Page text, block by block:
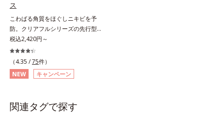
とです。*2 日焼けによるメラニン
の生成を抑え、シミ・ソバカスを防
ぐ。ニキビ・肌荒れを防ぐ。保湿ケ
アのこと。*3 L-アスコルビン酸 2-
グルコシド、リン酸L-アスコルビン
酸Mg、3-0-エチルアスコルビン酸
ス
こわばる角質をほぐしニキビを予
防。クリアフルシリーズの先行型美
容液。くり返しニキビの根本原因と
毛穴の両方にアプローチする、薬用
ニキビスキンケア「クリアフルシリ
ーズ」の先行型美容液です。こわば
った角質をやわらかくほぐし、毛穴
し、すっとなじむ素直な肌を目指し
税込2,420円～
（4.35 /75件）
NEW
キャンペーン
関連タグで探す